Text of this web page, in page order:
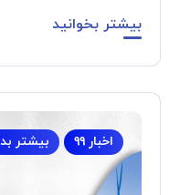
بیشتر بخوانید
اخبار ۹۹ بیشتر